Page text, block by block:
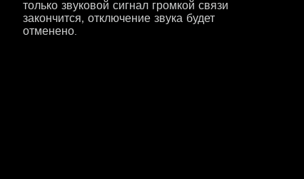
только звуковой сигнал громкой связи
закончится, отключение звука будет
отменено.